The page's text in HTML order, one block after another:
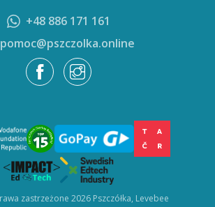
+48 886 171 161
pomoc@pszczolka.online
zastrzeżone 2026 Pszczółka, Levebee